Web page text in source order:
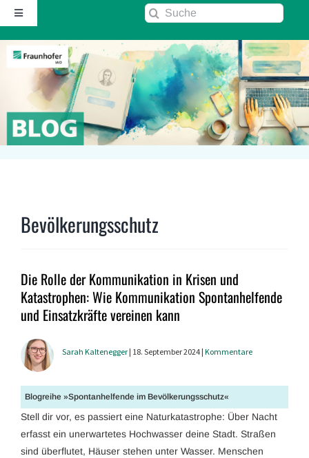
Zum
Inhalt
springen
Toggle
Navigation
Startseite
Über diesen Blog
Kontakt
RSS
Fraunhofer IAO ↗
Suche
Bevölkerungsschutz
Die Rolle der Kommunikation in Krisen und
Katastrophen: Wie Kommunikation Spontanhelfende
und Einsatzkräfte vereinen kann
Sarah Kaltenegger | 18. September 2024 | Kommentare
Blogreihe »Spontanhelfende im Bevölkerungsschutz«
Stell dir vor, es passiert eine Naturkatastrophe: Über Nacht
erfasst ein unerwartetes Hochwasser deine Stadt. Straßen
sind überflutet, Häuser stehen unter Wasser. Menschen